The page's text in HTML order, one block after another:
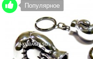
Популярное